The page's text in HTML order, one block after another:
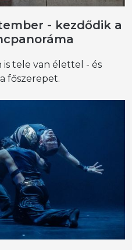
- kezdődik a
tele van élettel - és
főszerepet.